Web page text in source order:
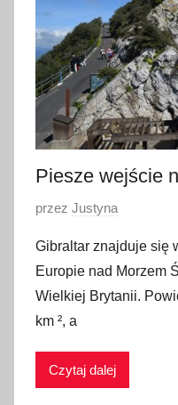
w
c
a
2
1
7
Piesze wejście
O
u
b
l
i
w
przez Justyna
Gibraltar znajduje się
Europie nad Morzem
Wielkiej Brytanii.
km ², a
Czytaj dalej